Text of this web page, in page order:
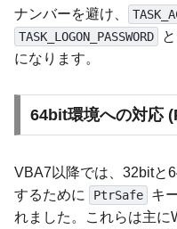
ナンバーを避け、
TASK_LOGON_PASSWORD
になります。
64bit環境への対応
VBA7以降では、32bitと
するために
PtrSafe キ
れました。これらは主に